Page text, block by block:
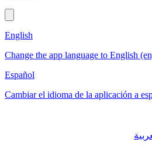
English
Change the app language to English
Español
Cambiar el idioma de la aplicación a